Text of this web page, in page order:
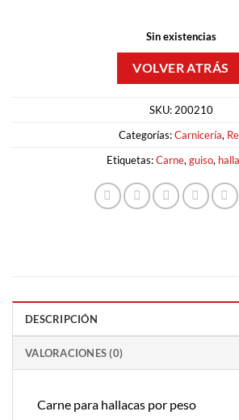
Sin existencias
SKU: 200210
Categorías:Carnicería,
Etiquetas:Carne, guiso,
DESCRIPCIÓN
VALORACIONES (0)
Carne para hallacas por peso